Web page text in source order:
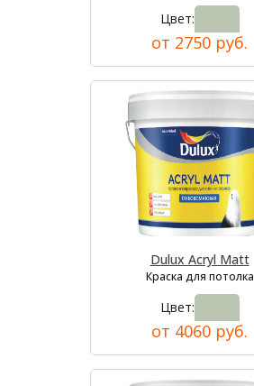
Цвет:
от 2750 руб.
Dulux Acryl Matt
Краска для потолка
Цвет:
от 4060 руб.